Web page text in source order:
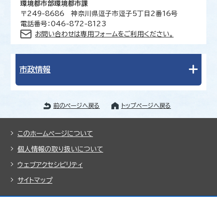
環境都市部環境都市課
〒249-8686 神奈川県逗子市逗子5丁目2番16号
電話番号：046-872-8123
お問い合わせは専用フォームをご利用ください。
市政情報
前のページへ戻る トップページへ戻る
このホームページについて
個人情報の取り扱いについて
ウェブアクセシビリティ
サイトマップ